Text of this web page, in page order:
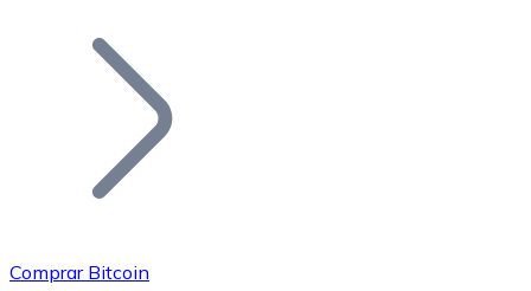
Añade tu proyecto a nuestro ecosistema.
Comprar Bitcoin